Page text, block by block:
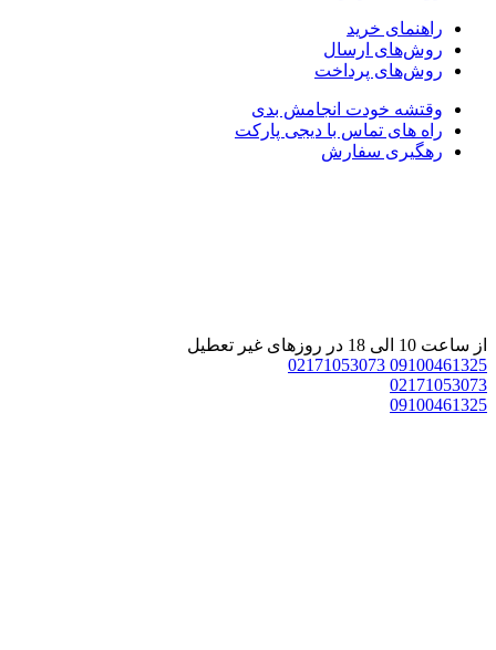
راهنمای خرید
روش‌های ارسال
روش‌های پرداخت
وقتشه خودت انجامش بدی
راه های تماس با دیجی پارکت
رهگیری سفارش
ساعت 10 الی 18 در روزهای غیر تعطیل
02171053073